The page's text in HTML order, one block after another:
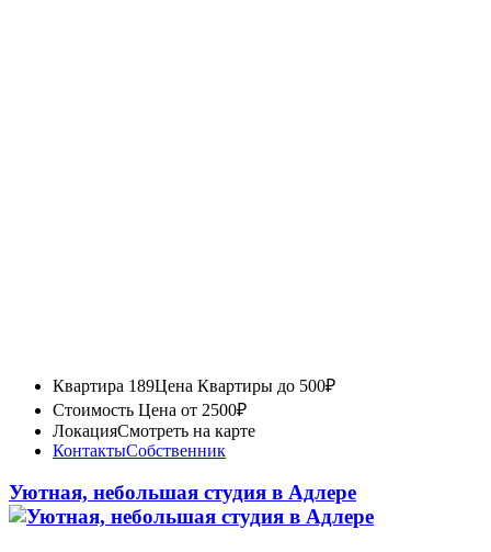
Квартира 189Цена Квартиры до 500₽
Стоимость Цена от 2500₽
ЛокацияСмотреть на карте
КонтактыСобственник
Уютная, небольшая студия в Адлере